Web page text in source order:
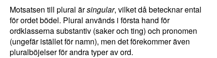
Motsatsen till plural ärsingular, vilket då betecknar ental
för ordet bödel. Plural används i första hand för
ordklasserna substantiv (saker och ting) och pronomen
(ungefär istället för namn), men det förekommer även
pluralböjelser för andra typer av ord.